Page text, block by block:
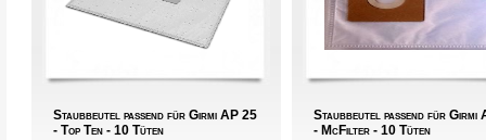
Staubbeutel passend für Girmi AP 25
- Top Ten - 10 Tüten
Staubbeutel passend für Girmi
- McFilter - 10 Tüten